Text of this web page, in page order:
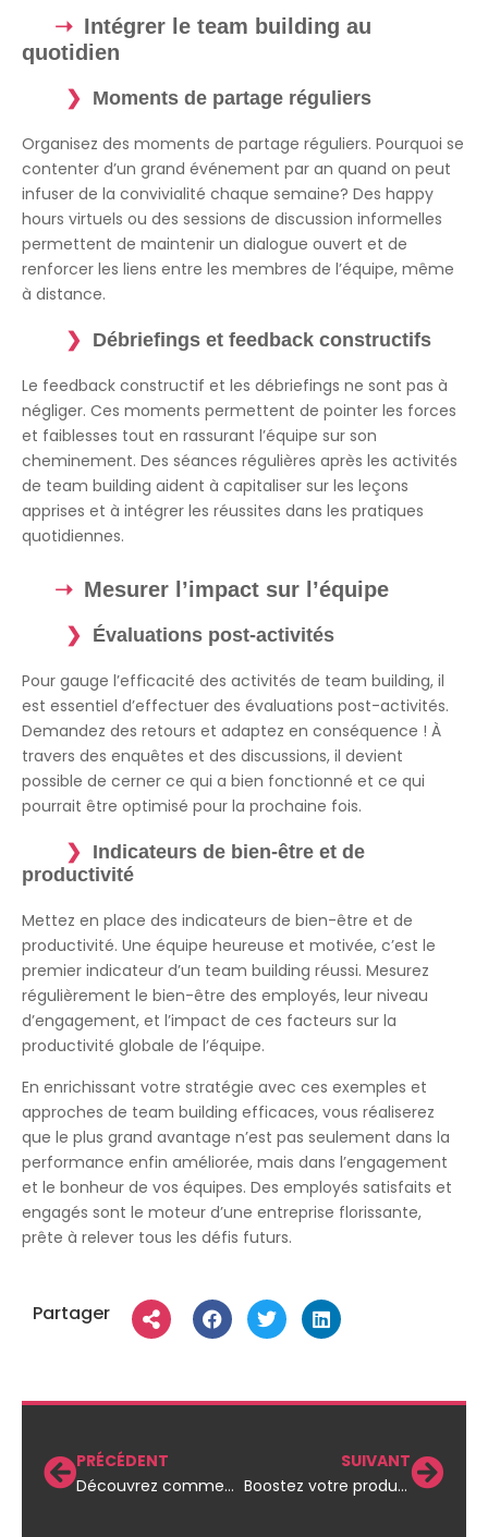
Intégrer le team building au
quotidien
Moments de partage réguliers
Organisez des moments de partage réguliers. Pourquoi se
contenter d’un grand événement par an quand on peut
infuser de la convivialité chaque semaine? Des happy
hours virtuels ou des sessions de discussion informelles
permettent de maintenir un dialogue ouvert et de
renforcer les liens entre les membres de l’équipe, même
à distance.
Débriefings et feedback constructifs
Le feedback constructif et les débriefings ne sont pas à
négliger. Ces moments permettent de pointer les forces
et faiblesses tout en rassurant l’équipe sur son
cheminement. Des séances régulières après les activités
de team building aident à capitaliser sur les leçons
apprises et à intégrer les réussites dans les pratiques
quotidiennes.
Mesurer l’impact sur l’équipe
Évaluations post-activités
Pour gauge l’efficacité des activités de team building, il
est essentiel d’effectuer des évaluations post-activités.
Demandez des retours et adaptez en conséquence ! À
travers des enquêtes et des discussions, il devient
possible de cerner ce qui a bien fonctionné et ce qui
pourrait être optimisé pour la prochaine fois.
Indicateurs de bien-être et de
productivité
Mettez en place des indicateurs de bien-être et de
productivité. Une équipe heureuse et motivée, c’est le
premier indicateur d’un team building réussi. Mesurez
régulièrement le bien-être des employés, leur niveau
d’engagement, et l’impact de ces facteurs sur la
productivité globale de l’équipe.
En enrichissant votre stratégie avec ces exemples et
approches de team building efficaces, vous réaliserez
que le plus grand avantage n’est pas seulement dans la
performance enfin améliorée, mais dans l’engagement
et le bonheur de vos équipes. Des employés satisfaits et
engagés sont le moteur d’une entreprise florissante,
prête à relever tous les défis futurs.
Partager
PRÉCÉDENT
Découvrez comment des entreprises transforment leur culture en moteur de succès
SUIVANT
Boostez votre productivité : gestion des tâches sans stress en entreprise